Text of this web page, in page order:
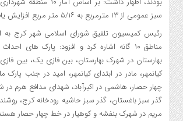
سبز عمومی از ۱۳ مترمربع به ۵/۱۶ متر مربع افزایش یافته است.
مناطق ۱۰ گانه اشاره کرد و افزود: پارک های
بهارستان در شهرک بهارستان، بین فازی یک، بین
کیانمهر، مادر در ابتدای کیانمهر، امید در جنب
چهار حصار، هاشمی در اکبرآباد، شهدای مدافع هرم در
گذر سبز باغستان، گذر سبز حاشیه رودخانه کرج،
مریم در شهرک بنفشه و کوهیار در خط چهار حصار